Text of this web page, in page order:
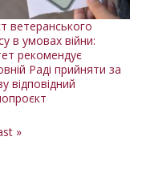
ветеранського
в умовах війни:
рекомендує
Раді прийняти за
відповідний
»